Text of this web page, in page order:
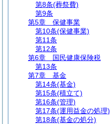
第8条(葬祭費)
第9条
第5章
保健事業
第10条(保健事業)
第11条
第12条
第6章
国民健康保険税
第13条
第7章
基金
第14条(基金)
第15条(積立て)
第16条(管理)
第17条(運用益金の処理)
第18条(基金の処分)